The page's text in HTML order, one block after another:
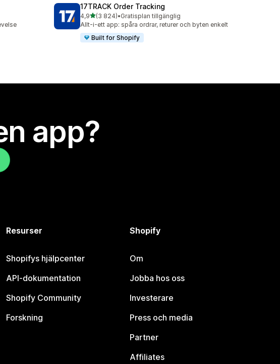
17TRACK Order Tracking
4,9av 5 stjärnor
(3 824)
3824 recensioner totalt
•Gratisplan tillgänglig
Allt-i-ett app: spåra ordrar, returer och byten enkelt
Built for Shopify
app?
Resurser
Shopifys hjälpcenter
API-dokumentation
Shopify Community
Forskning
Shopify
Om
Jobba hos oss
Investerare
Press och media
Partner
Affiliates